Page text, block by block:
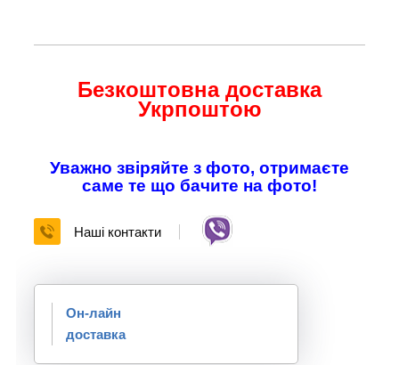
Безкоштовна доставка
Укрпоштою
Уважно звіряйте з фото, отримаєте
саме те що бачите на фото!
Наші контакти
Он-лайн
доставка